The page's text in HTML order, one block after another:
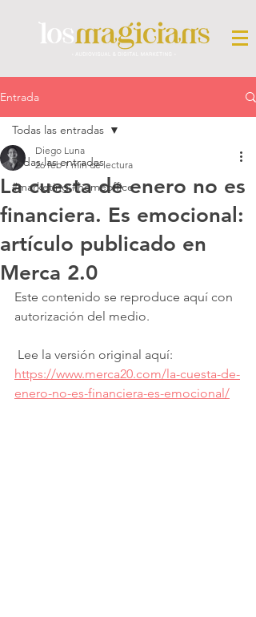
Entrada
Todas las entradas
#marketing #homeoffice
Todas las entradas
La cuesta de enero no es
financiera. Es emocional:
artículo publicado en
Merca 2.0
Diego Luna
26 feb 1 min de lectura
Este contenido se reproduce aquí con
autorización del medio.
Lee la versión original aquí:
https://www.merca20.com/la-cuesta-de-
enero-no-es-financiera-es-emocional/